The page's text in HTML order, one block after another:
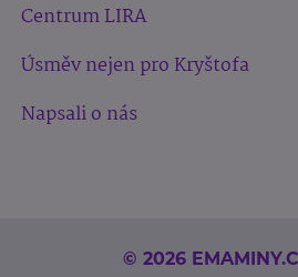
Centrum LIRA
Úsměv nejen pro Kryštofa
Napsali o nás
© 2026